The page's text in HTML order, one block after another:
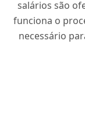
salários são
funciona o
necessário